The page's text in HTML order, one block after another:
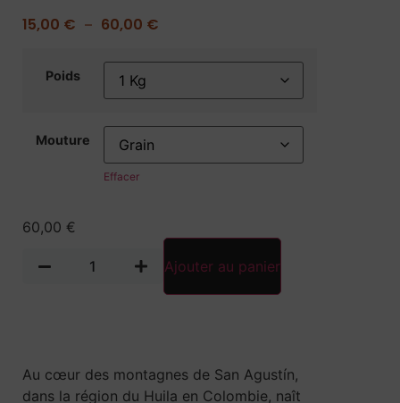
15,00 € – 60,00 €
Poids
Mouture
Effacer
60,00 €
Ajouter au panier
Au cœur des montagnes de San Agustín,
dans la région du Huila en Colombie, naît